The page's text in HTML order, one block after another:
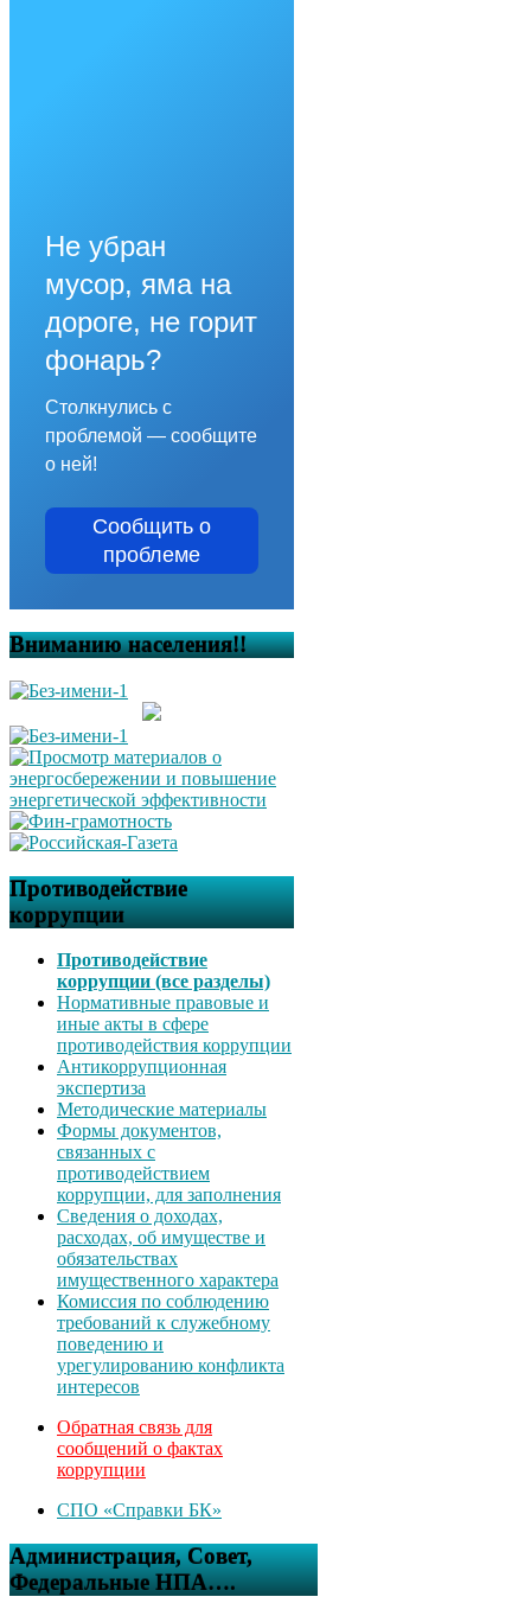
Не убран
мусор, яма на
дороге, не горит
фонарь?
Столкнулись с
проблемой — сообщите
о ней!
Сообщить о
проблеме
Вниманию населения!!
Противодействие
коррупции
Противодействие
коррупции (все разделы)
Нормативные правовые и
иные акты в сфере
противодействия коррупции
Антикоррупционная
экспертиза
Методические материалы
Формы документов,
связанных с
противодействием
коррупции, для заполнения
Сведения о доходах,
расходах, об имуществе и
обязательствах
имущественного характера
Комиссия по соблюдению
требований к служебному
поведению и
урегулированию конфликта
интересов
Обратная связь для
сообщений о фактах
коррупции
СПО «Справки БК»
Администрация, Совет,
Федеральные НПА….